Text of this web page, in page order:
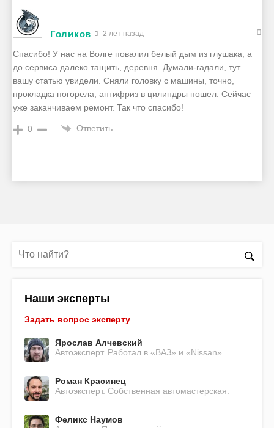
Голиков 2 лет назад
Спасибо! У нас на Волге повалил белый дым из глушака, а
до сервиса далеко тащить, деревня. Думали-гадали, тут
вашу статью увидели. Сняли головку с машины, точно,
прокладка погорела, антифриз в цилиндры пошел. Сейчас
уже заканчиваем ремонт. Так что спасибо!
0 Ответить
Наши эксперты
Задать вопрос эксперту
Ярослав Алчевский
Автоэксперт. Работал в «ВАЗ» и «Nissan».
Роман Красинец
Автоэксперт. Собственная автомастерская.
Феликс Наумов